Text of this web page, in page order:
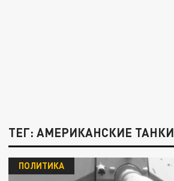
ТЕГ: АМЕРИКАНСКИЕ ТАНКИ
ПОЛИТИКА